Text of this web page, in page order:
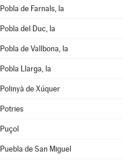
Pobla de Farnals, la
Pobla del Duc, la
Pobla de Vallbona, la
Pobla Llarga, la
Polinyà de Xúquer
Potries
Puçol
Puebla de San Miguel